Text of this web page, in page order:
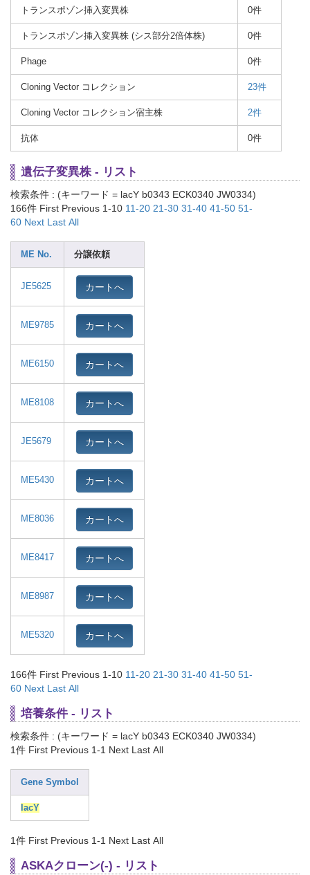
トランスポゾン挿入変異株 0件
トランスポゾン挿入変異株 (シス部分2倍体株) 0件
Phage 0件
Cloning Vector コレクション 23件
Cloning Vector コレクション宿主株 2件
抗体 0件
遺伝子変異株 - リスト
検索条件 : (キーワード = lacY b0343 ECK0340 JW0334)
166件 First Previous 1-10 11-20 21-30 31-40 41-50 51-
60 Next Last All
ME No. 分譲依頼
JE5625 カートへ
ME9785 カートへ
ME6150 カートへ
ME8108 カートへ
JE5679 カートへ
ME5430 カートへ
ME8036 カートへ
ME8417 カートへ
ME8987 カートへ
ME5320 カートへ
166件 First Previous 1-10 11-20 21-30 31-40 41-50 51-
60 Next Last All
培養条件 - リスト
検索条件 : (キーワード = lacY b0343 ECK0340 JW0334)
1件 First Previous 1-1 Next Last All
Gene Symbol
lacY
1件 First Previous 1-1 Next Last All
ASKAクローン(-) - リスト